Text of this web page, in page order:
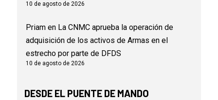
10 de agosto de 2026
Priam en La CNMC aprueba la operación de
adquisición de los activos de Armas en el
estrecho por parte de DFDS
10 de agosto de 2026
DESDE EL PUENTE DE MANDO